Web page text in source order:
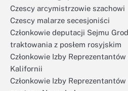
Czescy arcymistrzowie szachowi
Czescy malarze secesjoniści
Członkowie deputacji Sejmu
traktowania z posłem rosyjskim
Członkowie Izby
Kalifornii
Członkowie Izby